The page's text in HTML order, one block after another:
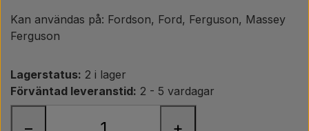
PTO axlar GARDLOC
Erbjudande
Kan användas på: Fordson, Ford, Ferguson, Massey
Ferguson
Lagerstatus: 2 i lager
Förväntad leveranstid: 2 - 5 vardagar